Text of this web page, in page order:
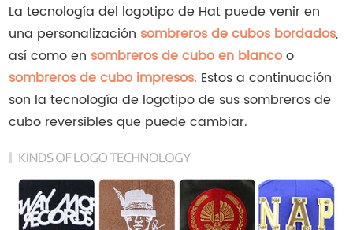
La tecnología del logotipo de Hat puede venir en
una personalización sombreros de cubos bordados,
así como en sombreros de cubo en blancoo
sombreros de cubo impresos. Estos a continuación
son la tecnología de logotipo de sus sombreros de
cubo reversibles que puede cambiar.